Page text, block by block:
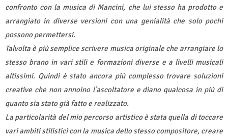
confronto con la musica di Mancini, che lui stesso ha prodotto e
arrangiato in diverse versioni con una genialità che solo pochi
possono permettersi.
Talvolta è più semplice scrivere musica originale che arrangiare lo
stesso brano in vari stili e formazioni diverse e a livelli musicali
altissimi. Quindi è stato ancora più complesso trovare soluzioni
creative che non annoino l’ascoltatore e diano qualcosa in più di
quanto sia stato già fatto e realizzato.
La particolarità del mio percorso artistico è stata quella di toccare
vari ambiti stilistici con la musica dello stesso compositore, creare